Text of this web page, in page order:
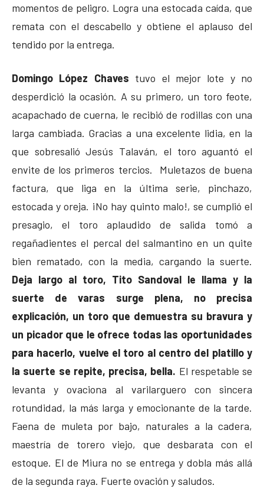
momentos de peligro. Logra una estocada caída, que
remata con el descabello y obtiene el aplauso del
tendido por la entrega.
Domingo López Chaves tuvo el mejor lote y no
desperdició la ocasión. A su primero, un toro feote,
acapachado de cuerna, le recibió de rodillas con una
larga cambiada. Gracias a una excelente lidia, en la
que sobresalió Jesús Talaván, el toro aguantó el
envite de los primeros tercios. Muletazos de buena
factura, que liga en la última serie, pinchazo,
estocada y oreja. ¡No hay quinto malo!, se cumplió el
presagio, el toro aplaudido de salida tomó a
regañadientes el percal del salmantino en un quite
bien rematado, con la media, cargando la suerte.
Deja largo al toro, Tito Sandoval le llama y la
suerte de varas surge plena, no precisa
explicación, un toro que demuestra su bravura y
un picador que le ofrece todas las oportunidades
para hacerlo, vuelve el toro al centro del platillo y
la suerte se repite, precisa, bella. El respetable se
levanta y ovaciona al varilarguero con sincera
rotundidad, la más larga y emocionante de la tarde.
Faena de muleta por bajo, naturales a la cadera,
maestría de torero viejo, que desbarata con el
estoque. El de Miura no se entrega y dobla más allá
de la segunda raya. Fuerte ovación y saludos.